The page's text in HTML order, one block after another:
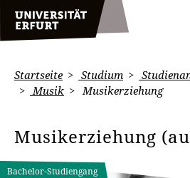
Startseite Studium
Musik
Musikerziehung
Musikerziehung
Bachelor-Studiengang